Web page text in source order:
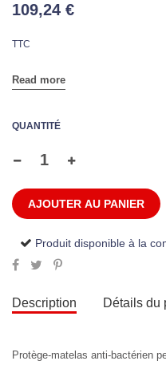
109,24 €
TTC
Read more
QUANTITÉ
AJOUTER AU PANIER
Produit disponible à la
Description Détails du
Protège-matelas anti-bactérien